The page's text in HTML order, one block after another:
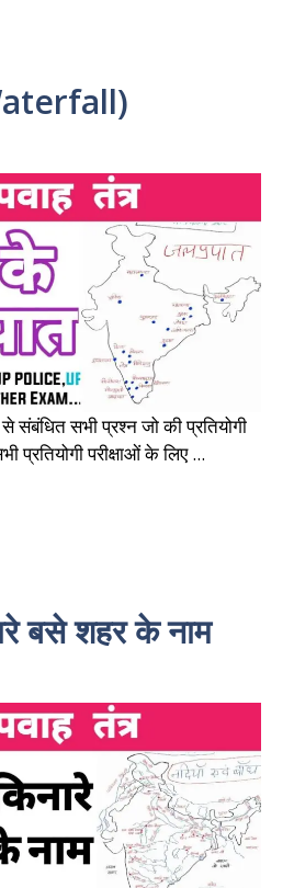
सभी प्रश्न जो की प्रतियोगी
प्रतियोगी परीक्षाओं के लिए ...
बसे शहर के नाम